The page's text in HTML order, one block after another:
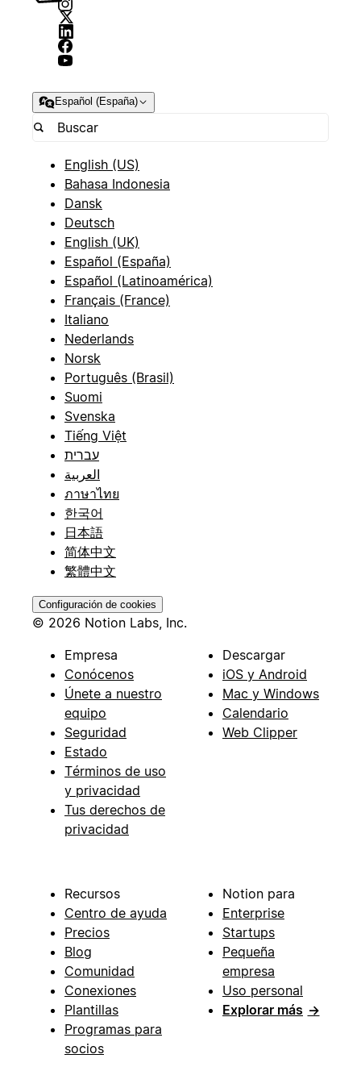
Español (España)
English (US)
Bahasa Indonesia
Dansk
Deutsch
English (UK)
Español (España)
Español (Latinoamérica)
Français (France)
Italiano
Nederlands
Norsk
Português (Brasil)
Suomi
Svenska
Tiếng Việt
עברית
العربية
ภาษาไทย
한국어
日本語
简体中文
繁體中文
Configuración de cookies
© 2026 Notion Labs, Inc.
Empresa
Conócenos
Únete a nuestro
equipo
Seguridad
Estado
Términos de uso
y privacidad
Tus derechos de
privacidad
Descargar
iOS y Android
Mac y Windows
Calendario
Web Clipper
Recursos
Centro de ayuda
Precios
Blog
Comunidad
Conexiones
Plantillas
Programas para
socios
Notion para
Enterprise
Startups
Pequeña
empresa
Uso personal
Explorar más →